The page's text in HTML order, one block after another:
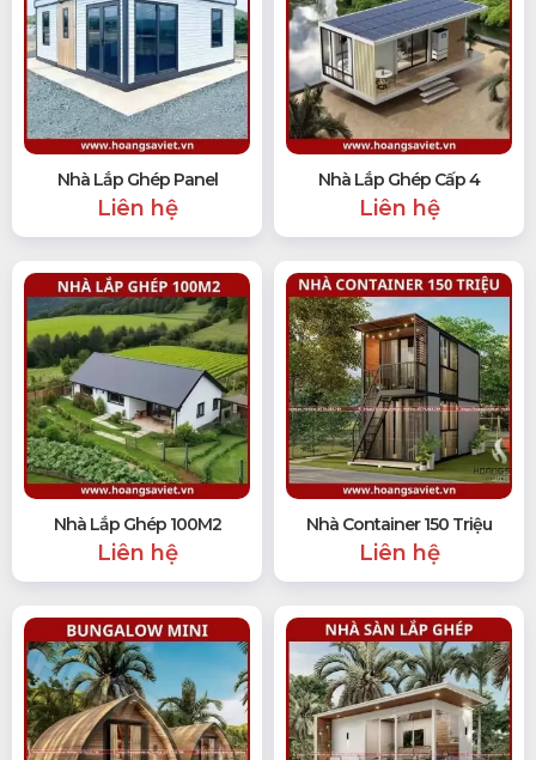
Nhà Lắp Ghép Panel
Liên hệ
Nhà Lắp Ghép Cấp 4
Liên hệ
Nhà Lắp Ghép 100M2
Liên hệ
Nhà Container 150 Triệu
Liên hệ